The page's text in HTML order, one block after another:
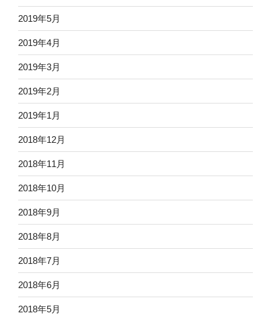
2019年5月
2019年4月
2019年3月
2019年2月
2019年1月
2018年12月
2018年11月
2018年10月
2018年9月
2018年8月
2018年7月
2018年6月
2018年5月